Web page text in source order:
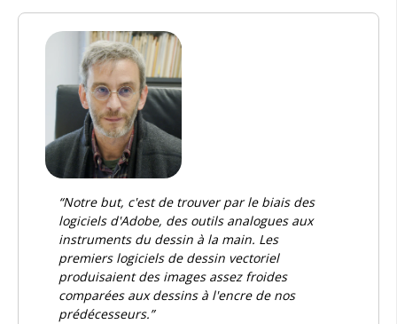
“Notre but, c'est de trouver par le biais des
logiciels d'Adobe, des outils analogues aux
instruments du dessin à la main. Les
premiers logiciels de dessin vectoriel
produisaient des images assez froides
comparées aux dessins à l'encre de nos
prédécesseurs.”